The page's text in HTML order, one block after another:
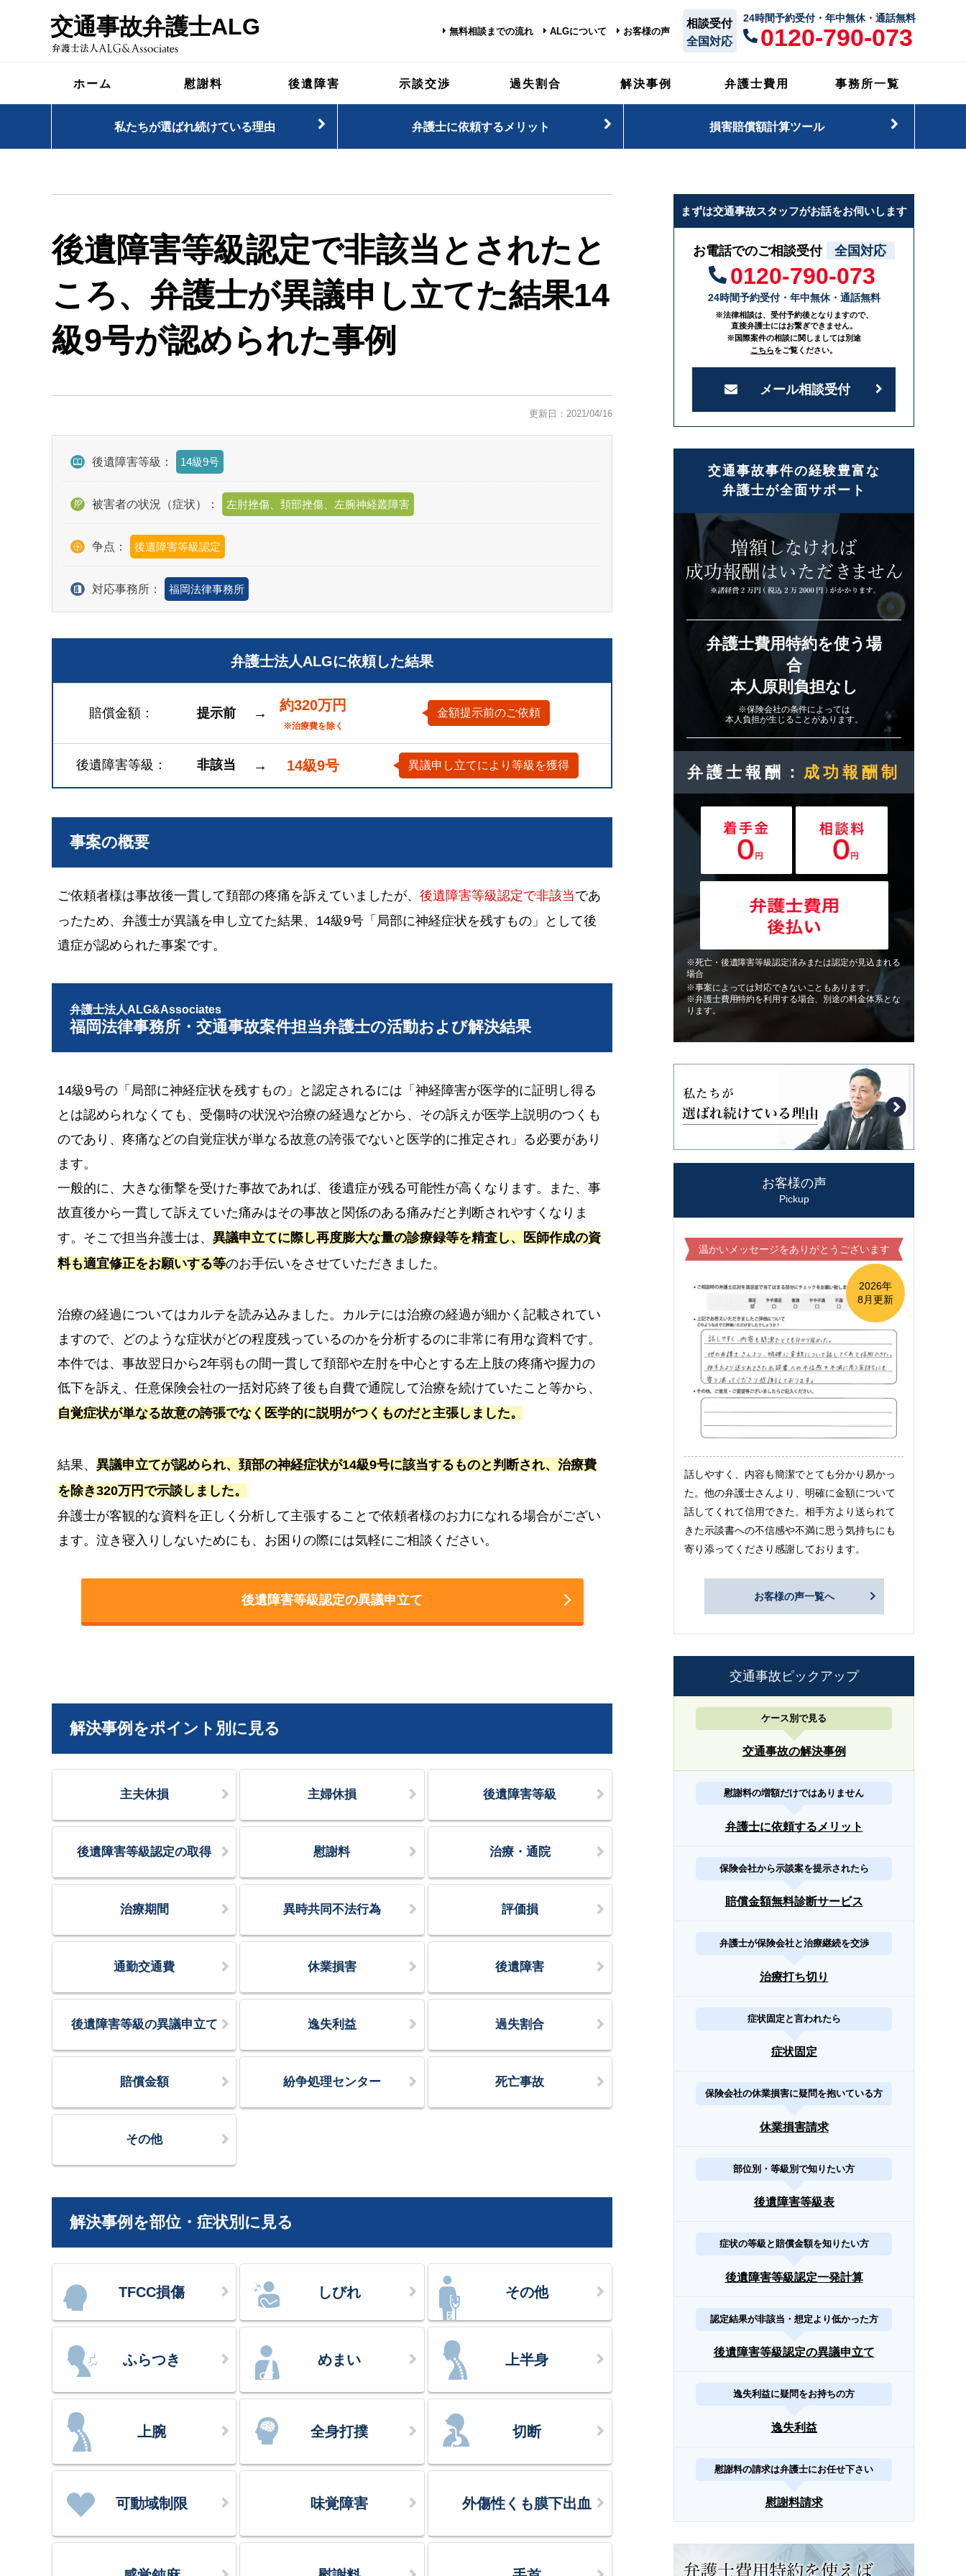
交通事故弁護士ALG 無料相談までの流れ ALGについて お客様の声
相談受付
全国対応
24時間予約受付・年中無休・通話無料
0120-790-073
ホーム 慰謝料 後遺障害 示談交渉 過失割合 解決事例 弁護士費用 事務所一覧
私たちが選ばれ続けている理由 弁護士に依頼するメリット 損害賠償額計算ツール
後遺障害等級認定で非該当とされたと
ころ、弁護士が異議申し立てた結果14
級9号が認められた事例
更新日：2021/04/16
後遺障害等級： 14級9号
被害者の状況（症状）： 左肘挫傷、頚部挫傷、左腕神経叢障害
争点： 後遺障害等級認定
対応事務所： 福岡法律事務所
弁護士法人ALGに依頼した結果
賠償金額 提示前 → 約320万円
※治療費を除く
金額提示前のご依頼
後遺障害等級 非該当 → 14級9号 異議申し立てにより等級を獲得
事案の概要
ご依頼者様は事故後一貫して頚部の疼痛を訴えていましたが、 後遺障害等級認定で非該当であ
ったため、弁護士が異議を申し立てた結果、14級9号「局部に神経症状を残すもの」として後
遺症が認められた事案です。
弁護士法人ALG&Associates
福岡法律事務所・交通事故案件担当弁護士の活動および解決結果
14級9号の「局部に神経症状を残すもの」と認定されるには「神経障害が医学的に証明し得る
とは認められなくても、受傷時の状況や治療の経過などから、その訴えが医学上説明のつくも
のであり、疼痛などの自覚症状が単なる故意の誇張でないと医学的に推定され」る必要があり
ます。
一般的に、大きな衝撃を受けた事故であれば、後遺症が残る可能性が高くなります。また、事
故直後から一貫して訴えていた痛みはその事故と関係のある痛みだと判断されやすくなりま
す。そこで担当弁護士は、 異議申立てに際し再度膨大な量の診療録等を精査し、医師作成の資
料も適宜修正をお願いする等のお手伝いをさせていただきました。
治療の経過についてはカルテを読み込みました。カルテには治療の経過が細かく記載されてい
ますので、どのような症状がどの程度残っているのかを分析するのに非常に有用な資料です。
本件では、事故翌日から2年弱もの間一貫して頚部や左肘を中心とする左上肢の疼痛や握力の
低下を訴え、任意保険会社の一括対応終了後も自費で通院して治療を続けていたこと等から、
自覚症状が単なる故意の誇張でなく医学的に説明がつくものだと主張しました。
結果、 異議申立てが認められ、頚部の神経症状が14級9号に該当するものと判断され、治療費
を除き320万円で示談しました。
弁護士が客観的な資料を正しく分析して主張することで依頼者様のお力になれる場合がござい
ます。泣き寝入りしないためにも、お困りの際には気軽にご相談ください。
後遺障害等級認定の異議申立て
解決事例をポイント別に見る
主夫休損 主婦休損 後遺障害等級
後遺障害等級認定の取得 慰謝料 治療・通院
治療期間 異時共同不法行為 評価損
通勤交通費 休業損害 後遺障害
後遺障害等級の異議申立て 逸失利益 過失割合
賠償金額 紛争処理センター 死亡事故
その他
解決事例を部位・症状別に見る
TFCC損傷 しびれ その他
ふらつき めまい 上半身
上腕 全身打撲 切断
可動域制限 味覚障害 外傷性くも膜下出血
まずは交通事故スタッフがお話をお伺いします
お電話でのご相談受付 全国対応
0120-790-073
24時間予約受付・年中無休・通話無料
※法律相談は、受付予約後となりますので、
直接弁護士にはお繋ぎできません。
※国際案件の相談に関しましては別途
こちらをご覧ください。
メール相談受付
交通事故事件の経験豊富な
弁護士が全面サポート
弁護士費用特約を使う場
合
本人原則負担なし
※保険会社の条件によっては
本人負担が生じることがあります。
弁護士報酬： 成功報酬制
※死亡・後遺障害等級認定済みまたは認定が見込まれる
場合
※事案によっては対応できないこともあります。
※弁護士費用特約を利用する場合、別途の料金体系とな
ります。
お客様の声
Pickup
温かいメッセージをありがとうございます
2026年
8月更新
話しやすく、内容も簡潔でとても分かり易かっ
た。他の弁護士さんより、明確に金額について
話してくれて信用できた。相手方より送られて
きた示談書への不信感や不満に思う気持ちにも
寄り添ってくださり感謝しております。
お客様の声一覧へ
交通事故ピックアップ
ケース別で見る
交通事故の解決事例
慰謝料の増額だけではありません
弁護士に依頼するメリット
保険会社から示談案を提示されたら
賠償金額無料診断サービス
弁護士が保険会社と治療継続を交渉
治療打ち切り
症状固定と言われたら
症状固定
保険会社の休業損害に疑問を抱いている方
休業損害請求
部位別・等級別で知りたい方
後遺障害等級表
症状の等級と賠償金額を知りたい方
後遺障害等級認定一発計算
認定結果が非該当・想定より低かった方
後遺障害等級認定の異議申立て
逸失利益に疑問をお持ちの方
逸失利益
慰謝料の請求は弁護士にお任せ下さい
慰謝料請求